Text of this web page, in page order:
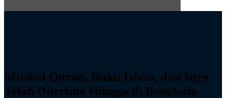
Mushaf Quran, Buku Islam, dan Iqra
Telah Diterima Hingga di Bengkulu